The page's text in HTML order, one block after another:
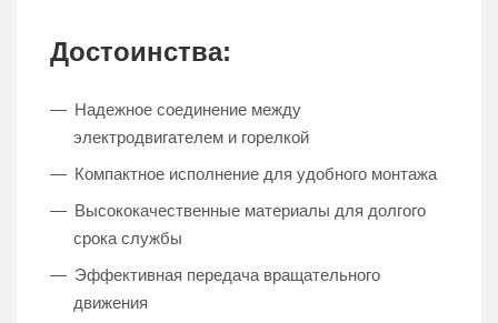
Достоинства:
Надежное соединение между
электродвигателем и горелкой
Компактное исполнение для удобного монтажа
Высококачественные материалы для долгого
срока службы
Эффективная передача вращательного
движения